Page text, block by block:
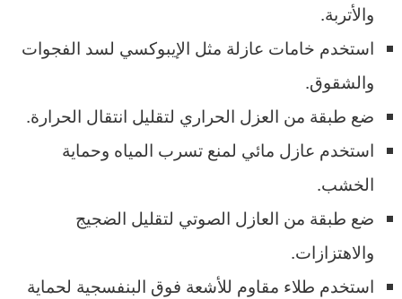
والأتربة.
استخدم خامات عازلة مثل الإيبوكسي لسد الفجوات
والشقوق.
ضع طبقة من العزل الحراري لتقليل انتقال الحرارة.
استخدم عازل مائي لمنع تسرب المياه وحماية
الخشب.
ضع طبقة من العازل الصوتي لتقليل الضجيج
والاهتزازات.
استخدم طلاء مقاوم للأشعة فوق البنفسجية لحماية